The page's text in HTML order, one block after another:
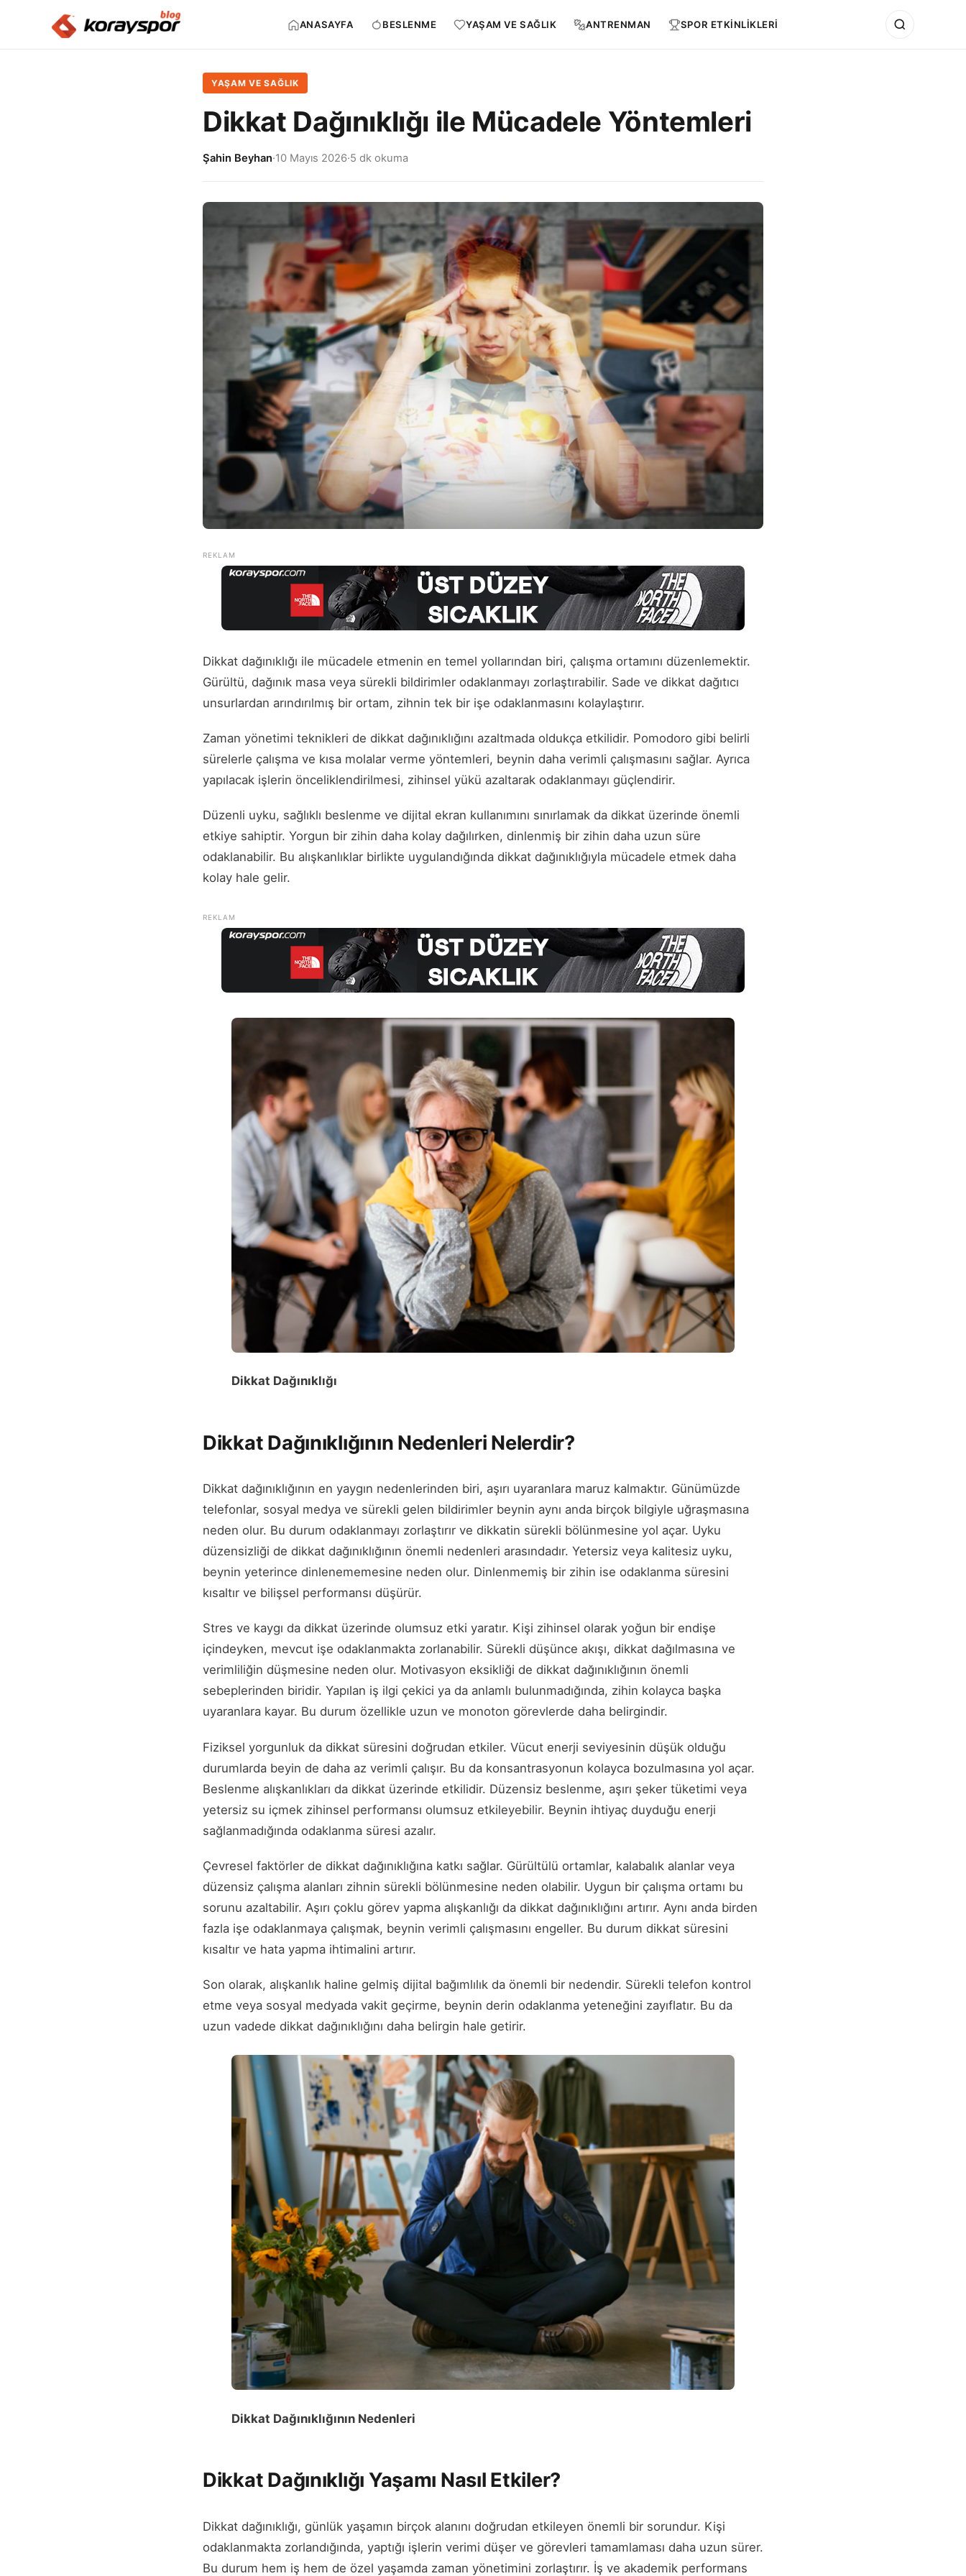
ANASAYFA BESLENME YAŞAM VE SAĞLIK ANTRENMAN SPOR ETKİNLİKLERİ
YAŞAM VE SAĞLIK
Dikkat Dağınıklığı ile Mücadele Yöntemleri
Şahin Beyhan·10 Mayıs 2026·5 dk okuma
Dikkat dağınıklığı ile mücadele etmenin en temel yollarından biri, çalışma ortamını düzenlemektir.
Gürültü, dağınık masa veya sürekli bildirimler odaklanmayı zorlaştırabilir. Sade ve dikkat dağıtıcı
unsurlardan arındırılmış bir ortam, zihnin tek bir işe odaklanmasını kolaylaştırır.
Zaman yönetimi teknikleri de dikkat dağınıklığını azaltmada oldukça etkilidir. Pomodoro gibi belirli
sürelerle çalışma ve kısa molalar verme yöntemleri, beynin daha verimli çalışmasını sağlar. Ayrıca
yapılacak işlerin önceliklendirilmesi, zihinsel yükü azaltarak odaklanmayı güçlendirir.
Düzenli uyku, sağlıklı beslenme ve dijital ekran kullanımını sınırlamak da dikkat üzerinde önemli
etkiye sahiptir. Yorgun bir zihin daha kolay dağılırken, dinlenmiş bir zihin daha uzun süre
odaklanabilir. Bu alışkanlıklar birlikte uygulandığında dikkat dağınıklığıyla mücadele etmek daha
kolay hale gelir.
Dikkat Dağınıklığı
Dikkat Dağınıklığının Nedenleri Nelerdir?
Dikkat dağınıklığının en yaygın nedenlerinden biri, aşırı uyaranlara maruz kalmaktır. Günümüzde
telefonlar, sosyal medya ve sürekli gelen bildirimler beynin aynı anda birçok bilgiyle uğraşmasına
neden olur. Bu durum odaklanmayı zorlaştırır ve dikkatin sürekli bölünmesine yol açar. Uyku
düzensizliği de dikkat dağınıklığının önemli nedenleri arasındadır. Yetersiz veya kalitesiz uyku,
beynin yeterince dinlenememesine neden olur. Dinlenmemiş bir zihin ise odaklanma süresini
kısaltır ve bilişsel performansı düşürür.
Stres ve kaygı da dikkat üzerinde olumsuz etki yaratır. Kişi zihinsel olarak yoğun bir endişe
içindeyken, mevcut işe odaklanmakta zorlanabilir. Sürekli düşünce akışı, dikkat dağılmasına ve
verimliliğin düşmesine neden olur. Motivasyon eksikliği de dikkat dağınıklığının önemli
sebeplerinden biridir. Yapılan iş ilgi çekici ya da anlamlı bulunmadığında, zihin kolayca başka
uyaranlara kayar. Bu durum özellikle uzun ve monoton görevlerde daha belirgindir.
Fiziksel yorgunluk da dikkat süresini doğrudan etkiler. Vücut enerji seviyesinin düşük olduğu
durumlarda beyin de daha az verimli çalışır. Bu da konsantrasyonun kolayca bozulmasına yol açar.
Beslenme alışkanlıkları da dikkat üzerinde etkilidir. Düzensiz beslenme, aşırı şeker tüketimi veya
yetersiz su içmek zihinsel performansı olumsuz etkileyebilir. Beynin ihtiyaç duyduğu enerji
sağlanmadığında odaklanma süresi azalır.
Çevresel faktörler de dikkat dağınıklığına katkı sağlar. Gürültülü ortamlar, kalabalık alanlar veya
düzensiz çalışma alanları zihnin sürekli bölünmesine neden olabilir. Uygun bir çalışma ortamı bu
sorunu azaltabilir. Aşırı çoklu görev yapma alışkanlığı da dikkat dağınıklığını artırır. Aynı anda birden
fazla işe odaklanmaya çalışmak, beynin verimli çalışmasını engeller. Bu durum dikkat süresini
kısaltır ve hata yapma ihtimalini artırır.
Son olarak, alışkanlık haline gelmiş dijital bağımlılık da önemli bir nedendir. Sürekli telefon kontrol
etme veya sosyal medyada vakit geçirme, beynin derin odaklanma yeteneğini zayıflatır. Bu da
uzun vadede dikkat dağınıklığını daha belirgin hale getirir.
Dikkat Dağınıklığının Nedenleri
Dikkat Dağınıklığı Yaşamı Nasıl Etkiler?
Dikkat dağınıklığı, günlük yaşamın birçok alanını doğrudan etkileyen önemli bir sorundur. Kişi
odaklanmakta zorlandığında, yaptığı işlerin verimi düşer ve görevleri tamamlaması daha uzun sürer.
Bu durum hem iş hem de özel yaşamda zaman yönetimini zorlaştırır. İş ve akademik performans